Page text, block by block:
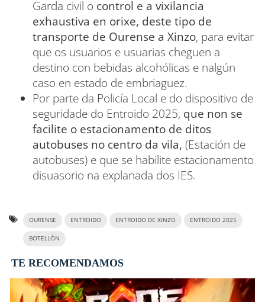
Garda civil o control e a vixilancia
exhaustiva en orixe, deste tipo de
transporte de Ourense a Xinzo, para evitar
que os usuarios e usuarias cheguen a
destino con bebidas alcohólicas e nalgún
caso en estado de embriaguez.
Por parte da Policía Local e do dispositivo de
seguridade do Entroido 2025, que non se
facilite o estacionamento de ditos
autobuses no centro da vila, (Estación de
autobuses) e que se habilite estacionamento
disuasorio na explanada dos IES.
OURENSE ENTROIDO ENTROIDO DE XINZO ENTROIDO 2025
BOTELLÓN
TE RECOMENDAMOS